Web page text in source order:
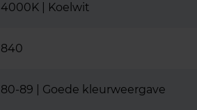
4000K | Koelwit
840
80-89 | Goede kleurweergave